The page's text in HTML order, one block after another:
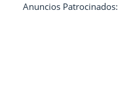
Anuncios Patrocinados: